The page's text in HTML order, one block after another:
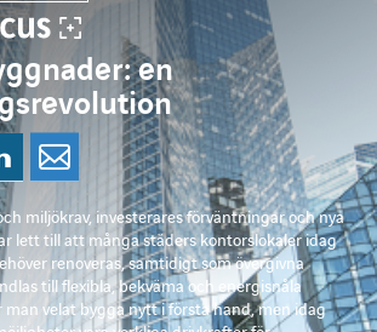
en
på Facebook
på Twitter
Dela på
Dela per mejl
miljökrav, investerares förväntningar och nya
lett till att många städers kontorslokaler idag
renoveras, samtidigt som övergivna
till flexibla, bekväma och energisnåla
man velat bygga nytt i första hand, men idag